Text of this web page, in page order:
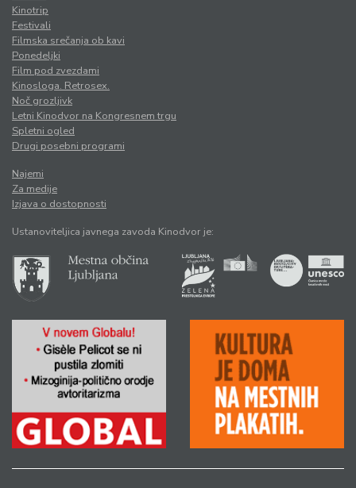
Kinotrip
Festivali
Filmska srečanja ob kavi
Ponedeljki
Film pod zvezdami
Kinosloga. Retrosex.
Noč grozljivk
Letni Kinodvor na Kongresnem trgu
Spletni ogled
Drugi posebni programi
Najemi
Za medije
Izjava o dostopnosti
Ustanoviteljica javnega zavoda Kinodvor je: